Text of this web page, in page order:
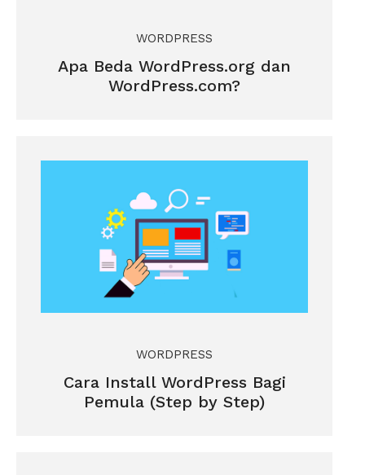
WORDPRESS
Apa Beda WordPress.org dan
WordPress.com?
WORDPRESS
Cara Install WordPress Bagi
Pemula (Step by Step)